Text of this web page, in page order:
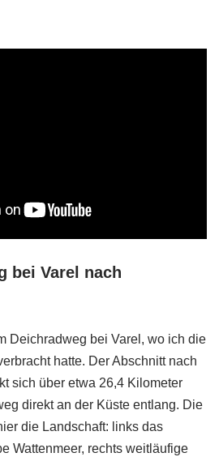
bei Varel nach
Deichradweg bei Varel, wo ich die
hatte. Der Abschnitt nach
sich über etwa 26,4 Kilometer
direkt an der Küste entlang. Die
die Landschaft: links das
Wattenmeer, rechts weitläufige